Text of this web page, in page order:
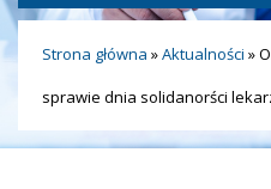
Strona główna »Aktualności »
sprawie dnia solidanorści